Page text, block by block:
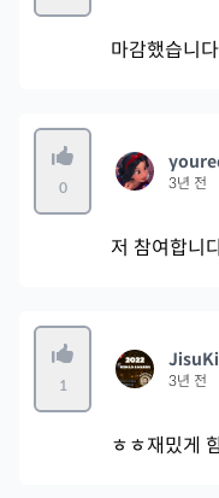
마감했습니
0 3년 전
저 참여합니
1 3년 전
ㅎㅎ재밌게